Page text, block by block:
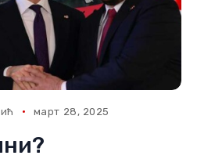
март 28, 2025